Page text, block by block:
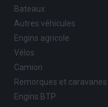
Bateaux
Autres véhicules
Engins agricole
Vélos
Camion
Remorques et caravanes
Engins BTP